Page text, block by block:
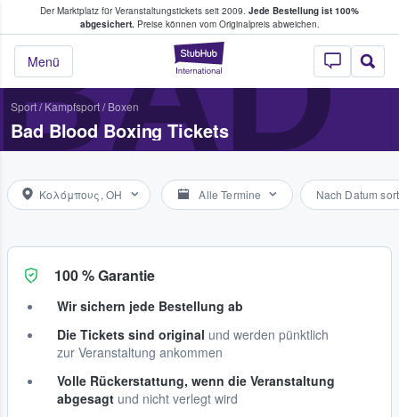
Der Marktplatz für Veranstaltungstickets seit 2009. Jede Bestellung ist 100%
abgesichert.Preise können vom Originalpreis abweichen.
StubHub - Wo
Menü
Tickets kaufen & verkaufen
Sport/Kampfsport/ Boxen
Bad Blood Boxing Tickets
Κολόμπους, OH Alle Termine Nach Datum
100 % Garantie
Wir sichern jede Bestellung ab
Die Tickets sind original und werden pünktlich
zur Veranstaltung ankommen
Volle Rückerstattung, wenn die Veranstaltung
abgesagt und nicht verlegt wird